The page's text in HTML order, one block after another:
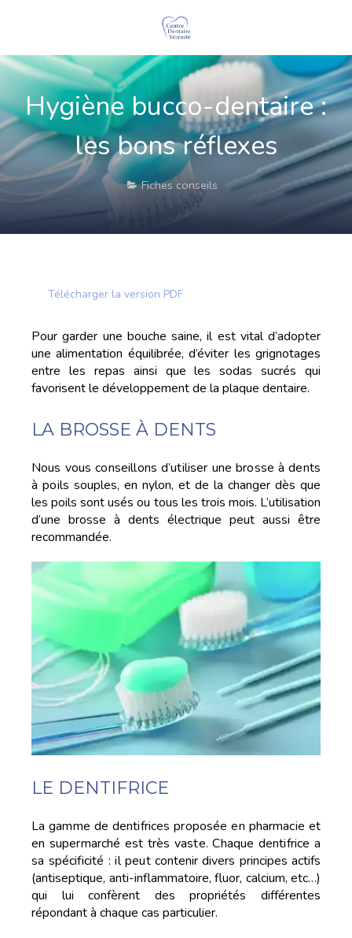
Hygiène bucco-dentaire :
les bons réflexes
Fiches conseils
Télécharger la version PDF
Pour garder une bouche saine, il est vital d’adopter
une alimentation équilibrée, d’éviter les grignotages
entre les repas ainsi que les sodas sucrés qui
favorisent le développement de la plaque dentaire.
LA BROSSE À DENTS
Nous vous conseillons d’utiliser une brosse à dents
à poilssouples, en nylon, et de la changer dès que
les poils sont usés ou tous les trois mois. L’utilisation
d’une brosse à dents électrique peut aussi être
recommandée.
LE DENTIFRICE
La gamme de dentifrices proposée en pharmacie et
en supermarché est très vaste. Chaque dentifrice a
sa spécificité : il peutcontenir divers principes actifs
(antiseptique, anti-inflammatoire, fluor, calcium, etc…)
qui lui confèrent des propriétés différentes
répondant à chaque cas particulier.